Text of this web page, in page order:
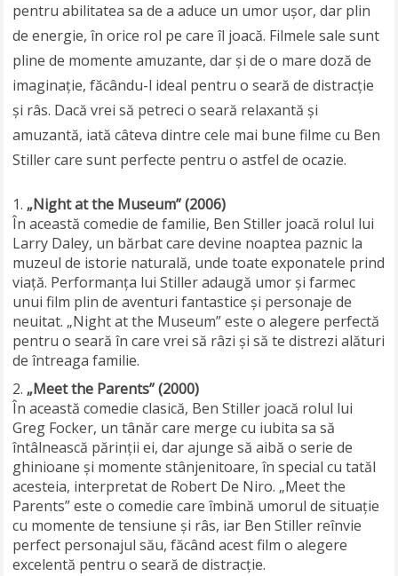
pentru abilitatea sa de a aduce un umor ușor, dar plin
de energie, în orice rol pe care îl joacă. Filmele sale sunt
pline de momente amuzante, dar și de o mare doză de
imaginație, făcându-l ideal pentru o seară de distracție
și râs. Dacă vrei să petreci o seară relaxantă și
amuzantă, iată câteva dintre cele mai bune filme cu Ben
Stiller care sunt perfecte pentru o astfel de ocazie.
„Night at the Museum” (2006)
În această comedie de familie, Ben Stiller joacă rolul lui
Larry Daley, un bărbat care devine noaptea paznic la
muzeul de istorie naturală, unde toate exponatele prind
viață. Performanța lui Stiller adaugă umor și farmec
unui film plin de aventuri fantastice și personaje de
neuitat. „Night at the Museum” este o alegere perfectă
pentru o seară în care vrei să râzi și să te distrezi alături
de întreaga familie.
„Meet the Parents” (2000)
În această comedie clasică, Ben Stiller joacă rolul lui
Greg Focker, un tânăr care merge cu iubita sa să
întâlnească părinții ei, dar ajunge să aibă o serie de
ghinioane și momente stânjenitoare, în special cu tatăl
acesteia, interpretat de Robert De Niro. „Meet the
Parents” este o comedie care îmbină umorul de situație
cu momente de tensiune și râs, iar Ben Stiller reînvie
perfect personajul său, făcând acest film o alegere
excelentă pentru o seară de distracție.